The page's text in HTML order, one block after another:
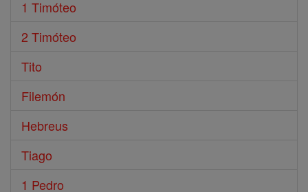
1 Timóteo
2 Timóteo
Tito
Filemón
Hebreus
Tiago
1 Pedro